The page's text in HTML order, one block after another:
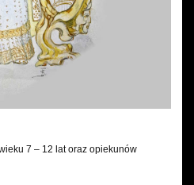
7 – 12 lat oraz opiekunów